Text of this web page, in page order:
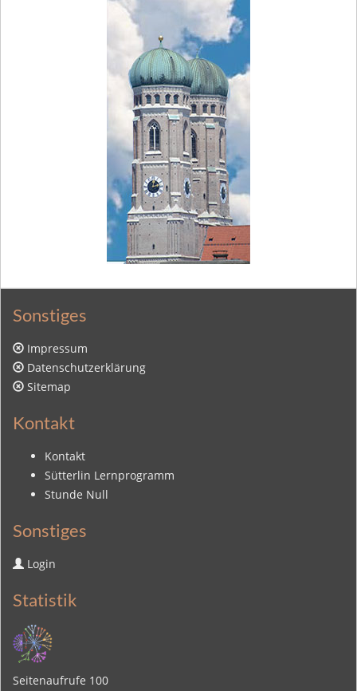
Sonstiges
Impressum
Datenschutzerklärung
Sitemap
Kontakt
Kontakt
Sütterlin Lernprogramm
Stunde Null
Sonstiges
Login
Statistik
Seitenaufrufe 100